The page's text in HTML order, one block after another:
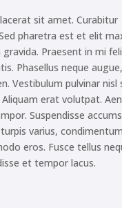
sit amet. Curabitur
pharetra est et elit
Praesent in mi
Phasellus neque augue,
Vestibulum pulvinar nisl
erat volutpat.
Suspendisse
varius,
eros. Fusce tellus
et tempor lacus.